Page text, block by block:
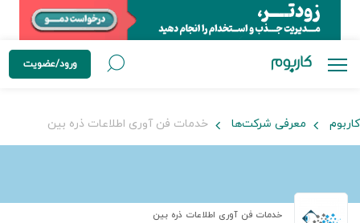
ورود/عضویت
کاربوم معرفی شرکت‌ها خدمات فن آوری اطلاعات ذره بین
خدمات فن آوری اطلاعات ذره بین